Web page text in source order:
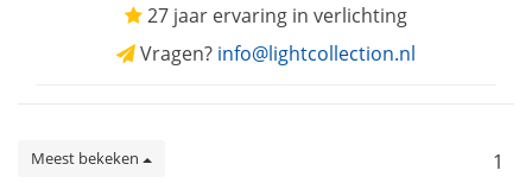
27 jaar ervaring in verlichting
Vragen? info@lightcollection.nl
Meest bekeken 1